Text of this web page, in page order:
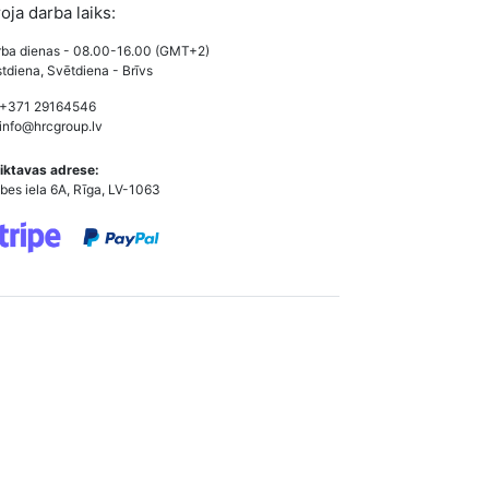
darba laiks:
dienas - 08.00-16.00 (GMT+2)
Svētdiena - Brīvs
29164546
info@hrcgroup.lv
adrese:
iela 6A, Rīga, LV-1063